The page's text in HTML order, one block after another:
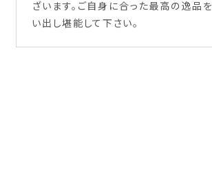
ざいます。ご自身に合った最高の逸品
い出し堪能して下さい。